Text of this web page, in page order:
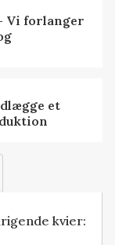
Vi forlanger
et
kvier: